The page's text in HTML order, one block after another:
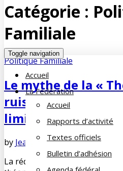
Toggle navigation
Accueil
La Fédération
Accueil
Rapports d’activité
Textes officiels
Bulletin d’adhésion
Catégorie :
Familiale
Politique Familiale
Le mythe de la «
ruissellement » a
limites
by Jean-François COUEjanvier
La réduction d’impôts des plus